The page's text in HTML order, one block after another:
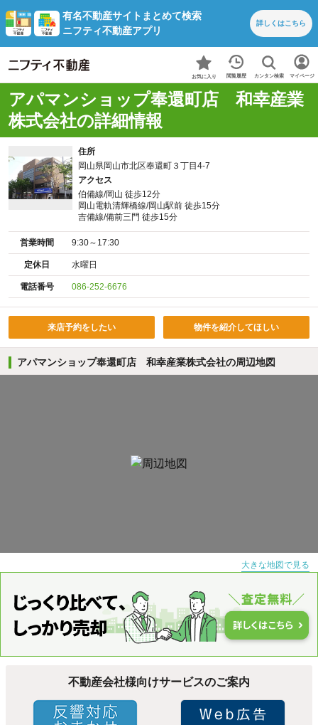
有名不動産サイトまとめて検索
ニフティ不動産アプリ
詳しくはこちら
お気に入り 閲覧履歴 カンタン検索 マイページ
アパマンショップ奉還町店 和幸産業
株式会社の詳細情報
住所
岡山県岡山市北区奉還町３丁目4-7
アクセス
伯備線/岡山 徒歩12分
岡山電軌清輝橋線/岡山駅前 徒歩15分
吉備線/備前三門 徒歩15分
営業時間 9:30～17:30
定休日 水曜日
電話番号 086-252-6676
来店予約をしたい 物件を紹介してほしい
アパマンショップ奉還町店 和幸産業株式会社の周辺地図
大きな地図で見る
不動産会社様向けサービスのご案内